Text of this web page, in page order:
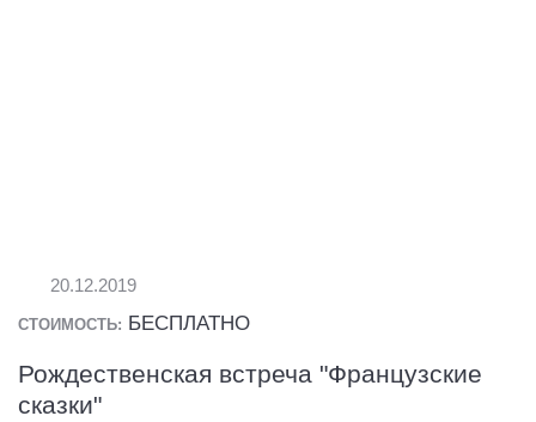
20.12.2019
СТОИМОСТЬ: БЕСПЛАТНО
Рождественская встреча "Французские
сказки"